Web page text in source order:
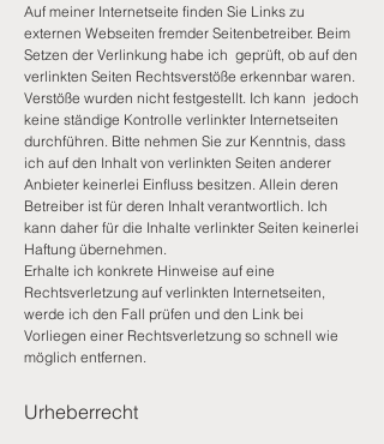
Auf meiner Internetseite finden Sie Links zu
externen Webseiten fremder Seitenbetreiber. Beim
Setzen der Verlinkung habe ich geprüft, ob auf den
verlinkten Seiten Rechtsverstöße erkennbar waren.
Verstöße wurden nicht festgestellt. Ich kann jedoch
keine ständige Kontrolle verlinkter Internetseiten
durchführen. Bitte nehmen Sie zur Kenntnis, dass
ich auf den Inhalt von verlinkten Seiten anderer
Anbieter keinerlei Einfluss besitzen. Allein deren
Betreiber ist für deren Inhalt verantwortlich. Ich
kann daher für die Inhalte verlinkter Seiten keinerlei
Haftung übernehmen.
Erhalte ich konkrete Hinweise auf eine
Rechtsverletzung auf verlinkten Internetseiten,
werde ich den Fall prüfen und den Link bei
Vorliegen einer Rechtsverletzung so schnell wie
möglich entfernen.
Urheberrecht